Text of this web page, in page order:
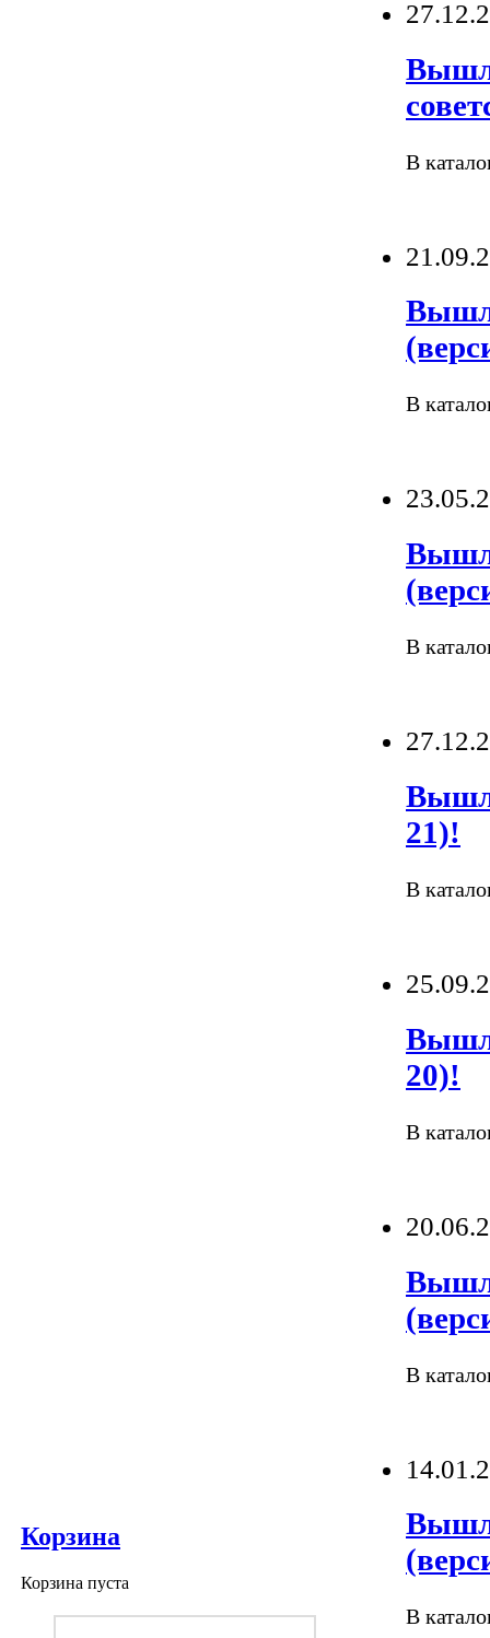
Корзина
Корзина пуста
В
В
В
21)!
В
20)!
В
В
В